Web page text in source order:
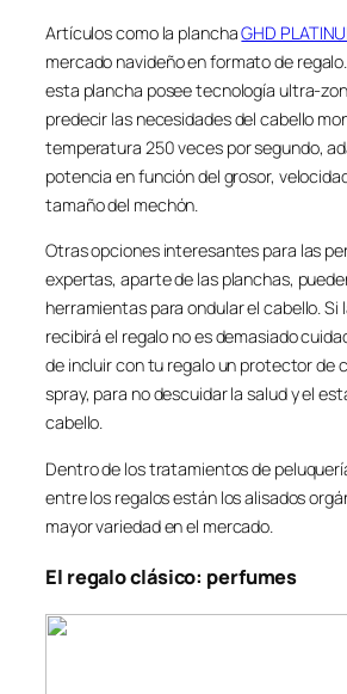
Artículos como la planchaGHD
mercado navideño en formato de
esta plancha posee tecnología ultra-
predecir las necesidades del cabello
temperatura 250 veces por segundo,
potencia en función del grosor,
tamaño del mechón.
Otras opciones interesantes para las
expertas, aparte de las planchas,
herramientas para ondular el cabello. Si
recibirá el regalo no es demasiado
de incluir con tu regalo un protector de
spray, para no descuidar la salud y el
cabello.
Dentro de los tratamientos de
entre los regalos están los alisados
mayor variedad en el mercado.
El regalo clásico: perfumes